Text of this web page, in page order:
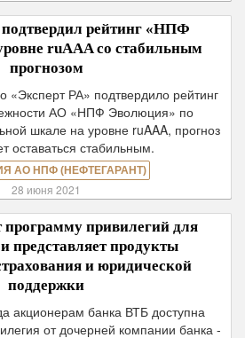
рейтинг «НПФ
ruAAA со стабильным
прогнозом
«Эксперт РА» подтвердило рейтинг
АО «НПФ Эволюция» по
шкале на уровне ruAAA, прогноз
оставаться стабильным.
АО НПФ (НЕФТЕГАРАНТ)
28 июня 2021
привилегий для
представляет продукты
и юридической
поддержки
акционерам банка ВТБ доступна
от дочерней компании банка -